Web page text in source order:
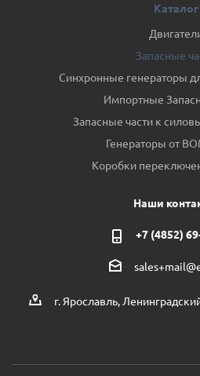
Каталог
Запасные
Синхронные генераторы
Импортные
Запасные части к
Генераторы от
Коробки
Наши
+7 (4852)
г. Ярославль,